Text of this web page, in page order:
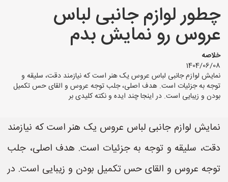
استان ها
چطور لوازم جانبی لباس
عروس رو نمایش بدم
خلاصه
1404/06/08
نمایش لوازم جانبی لباس عروس یک هنر است که نیازمند دقت، سلیقه و
توجه به جزئیات است. هدف اصلی، جلب توجه عروس و القای حس تکمیل
بودن و زیبایی است. در اینجا چند ایده و نکته کلیدی بر
نمایش لوازم جانبی لباس عروس یک هنر است که نیازمند
دقت، سلیقه و توجه به جزئیات است. هدف اصلی، جلب
توجه عروس و القای حس تکمیل بودن و زیبایی است. در